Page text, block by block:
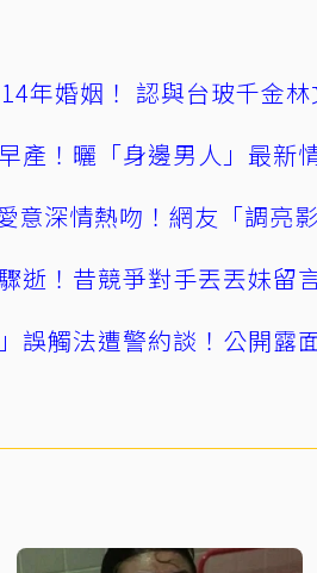
年婚姻！ 認與台玻千金
產！曬「身邊男人」最新
意深情熱吻！網友「調亮
逝！昔競爭對手丟丟妹留
誤觸法遭警約談！公開露